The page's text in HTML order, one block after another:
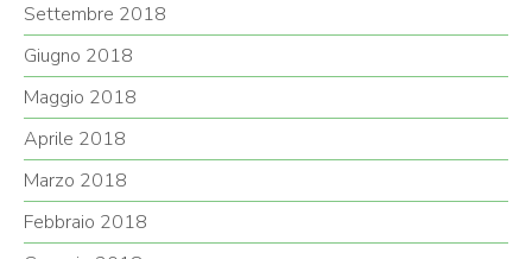
Settembre 2018
Giugno 2018
Maggio 2018
Aprile 2018
Marzo 2018
Febbraio 2018